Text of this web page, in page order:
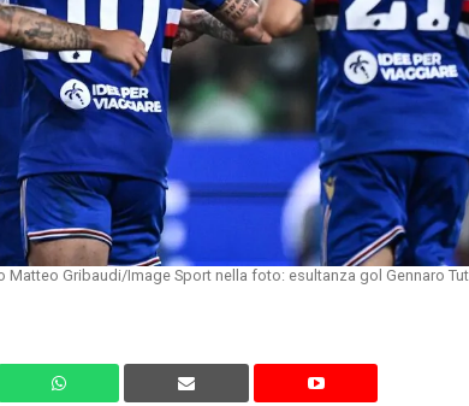
Gribaudi/Image Sport nella foto: esultanza gol Gennaro